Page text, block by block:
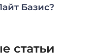
Базис?
статьи